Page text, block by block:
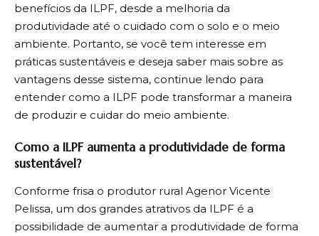
benefícios da ILPF, desde a melhoria da
produtividade até o cuidado com o solo e o meio
ambiente. Portanto, se você tem interesse em
práticas sustentáveis e deseja saber mais sobre as
vantagens desse sistema, continue lendo para
entender como a ILPF pode transformar a maneira
de produzir e cuidar do meio ambiente.
Como a ILPF aumenta a produtividade de forma
sustentável?
Conforme frisa o produtor rural Agenor Vicente
Pelissa, um dos grandes atrativos da ILPF é a
possibilidade de aumentar a produtividade de forma